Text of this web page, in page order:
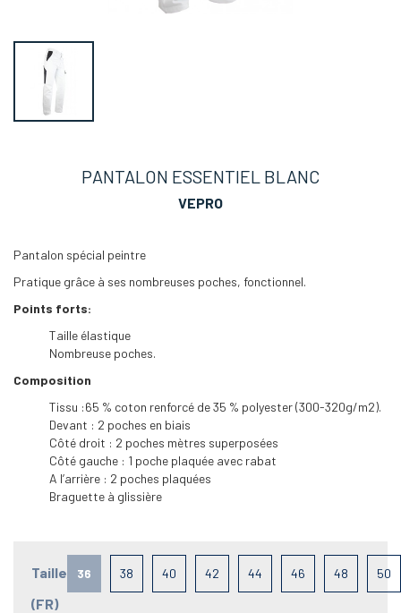
PANTALON ESSENTIEL BLANC
VEPRO
Pantalon spécial peintre
Pratique grâce à ses nombreuses poches, fonctionnel.
Points forts:
Taille élastique
Nombreuse poches.
Composition
Tissu :65 % coton renforcé de 35 % polyester (300-320g/m2).
Devant : 2 poches en biais
Côté droit : 2 poches mètres superposées
Côté gauche : 1 poche plaquée avec rabat
A l’arrière : 2 poches plaquées
Braguette à glissière
Taille
(FR)
36 38 40 42 44 46 48 50